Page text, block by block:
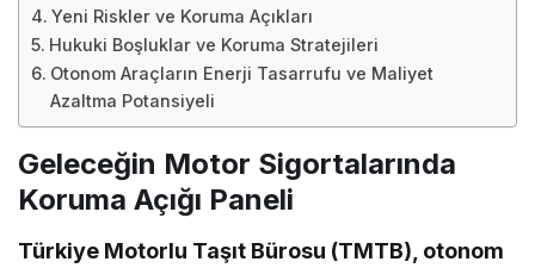
Yeni Riskler ve Koruma Açıkları
Hukuki Boşluklar ve Koruma Stratejileri
Otonom Araçların Enerji Tasarrufu ve Maliyet
Azaltma Potansiyeli
Geleceğin Motor Sigortalarında
Koruma Açığı Paneli
Türkiye Motorlu Taşıt Bürosu (TMTB), otonom